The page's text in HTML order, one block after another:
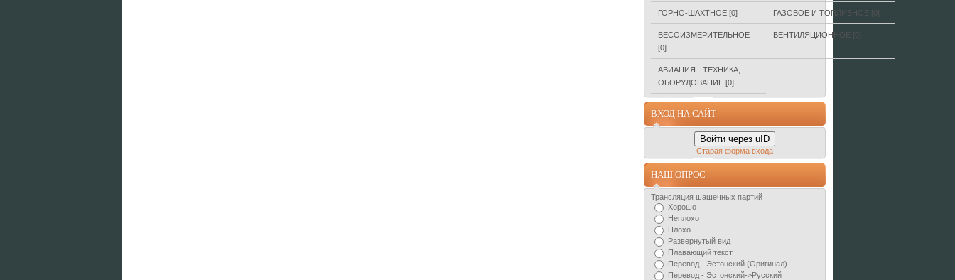
ГОРНО-ШАХТНОЕ [0] ГАЗОВОЕ И ТОПЛИВНОЕ [0]
ВЕСОИЗМЕРИТЕЛЬНОЕ
[0]
ВЕНТИЛЯЦИОННОЕ [0]
АВИАЦИЯ - ТЕХНИКА,
ОБОРУДОВАНИЕ [0]
ВХОД НА САЙТ
Войти через uID
Старая форма входа
НАШ ОПРОС
Трансляция шашечных партий
Хорошо
Неплохо
Плохо
Развернутый вид
Плавающий текст
Перевод - Эстонский (Оригинал)
Перевод - Эстонский->Русский